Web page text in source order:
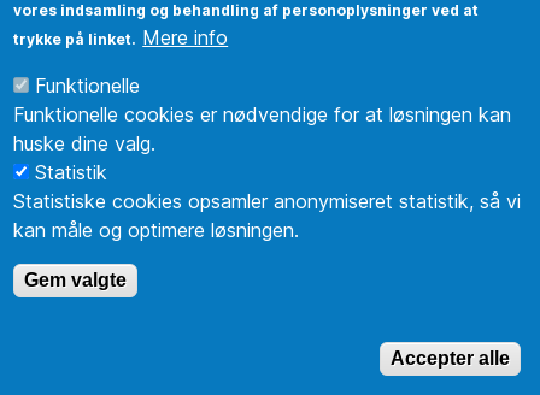
vores indsamling og behandling af personoplysninger ved at
trykke på linket. Mere info
Funktionelle
Funktionelle cookies er nødvendige for at løsningen kan
huske dine valg.
Statistik
Statistiske cookies opsamler anonymiseret statistik, så vi
kan måle og optimere løsningen.
Gem valgte
Accepter alle